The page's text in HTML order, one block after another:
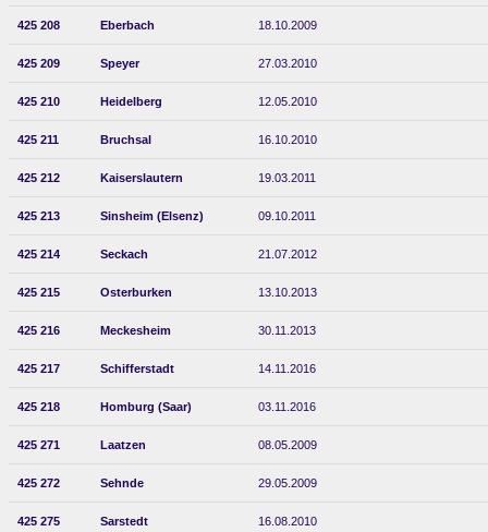
425 208 Eberbach 18.10.2009
425 209 Speyer 27.03.2010
425 210 Heidelberg 12.05.2010
425 211 Bruchsal 16.10.2010
425 212 Kaiserslautern 19.03.2011
425 213 Sinsheim (Elsenz) 09.10.2011
425 214 Seckach 21.07.2012
425 215 Osterburken 13.10.2013
425 216 Meckesheim 30.11.2013
425 217 Schifferstadt 14.11.2016
425 218 Homburg (Saar) 03.11.2016
425 271 Laatzen 08.05.2009
425 272 Sehnde 29.05.2009
425 275 Sarstedt 16.08.2010